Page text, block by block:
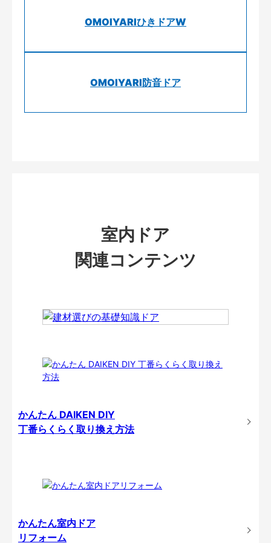
OMOIYARIひきドアW
OMOIYARI防音ドア
室内ドア
関連コンテンツ
かんたん DAIKEN DIY
丁番らくらく取り換え方法
かんたん室内ドア
リフォーム